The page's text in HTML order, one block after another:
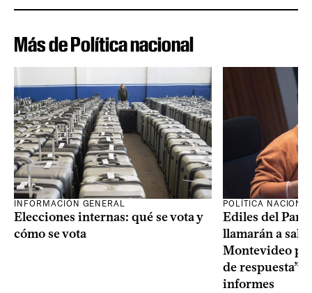
Más de Política nacional
INFORMACIÓN GENERAL
Elecciones internas: qué se vota y
cómo se vota
POLÍTICA
Ediles del
llamarán a sala
Montevideo
de respuesta”
informes